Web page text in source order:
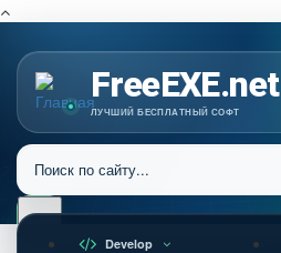
FreeEXE.net
ЛУЧШИЙ БЕСПЛАТНЫЙ СОФТ
Develop